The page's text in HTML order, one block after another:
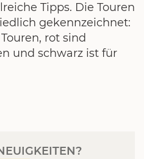
Tipps. Die Touren
gekennzeichnet:
rot sind
und schwarz ist für